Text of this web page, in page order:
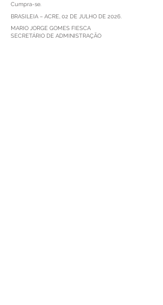
Cumpra-se.
BRASILEIA – ACRE, 02 DE JULHO DE 2026.
MARIO JORGE GOMES FIESCA
SECRETÁRIO DE ADMINISTRAÇÃO